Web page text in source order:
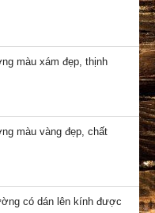
màu xám đẹp, thịnh
màu vàng đẹp, chất
có dán lên kính được